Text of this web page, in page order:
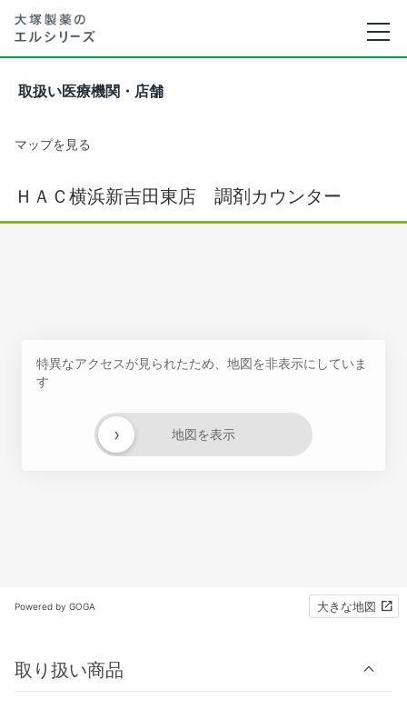
取扱い医療機関・店舗
マップを見る
ＨＡＣ横浜新吉田東店 調剤カウンター
特異なアクセスが見られたため、地図を非表示にしていま
す
地図を表示
›
Powered by GOGA 大きな地図
取り扱い商品